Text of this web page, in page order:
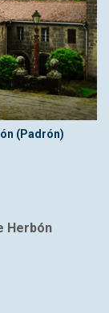
(Padrón)
Herbón